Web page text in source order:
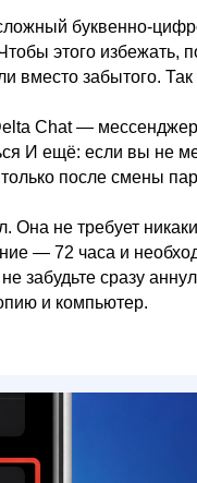
буквенно-
этого избежать,
вместо забытого. Так
Chat —
И ещё: если вы не
после смены
Она не требует
— 72 часа и
забудьте сразу
и компьютер.